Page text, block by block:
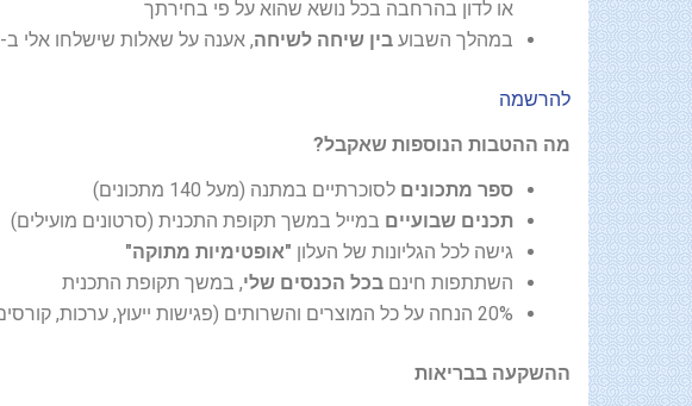
או לדון בהרחבה בכל נושא שהוא על פי בחירתך
במהלך השבוע בין שיחה לשיחה, אענה על שאלות שישלחו אלי ב-SMS או באימייל
להרשמה
מה ההטבות הנוספות שאקבל?
ספר מתכונים לסוכרתיים במתנה (מעל 140 מתכונים)
תכנים שבועיים במייל במשך תקופת התכנית (סרטונים מועילים)
גישה לכל הגליונות של העלון "אופטימיות מתוקה"
השתתפות חינם בכל הכנסים שלי, במשך תקופת התכנית
20% הנחה על כל המוצרים והשרותים (פגישות ייעוץ, ערכות, קורסים)
ההשקעה בבריאות